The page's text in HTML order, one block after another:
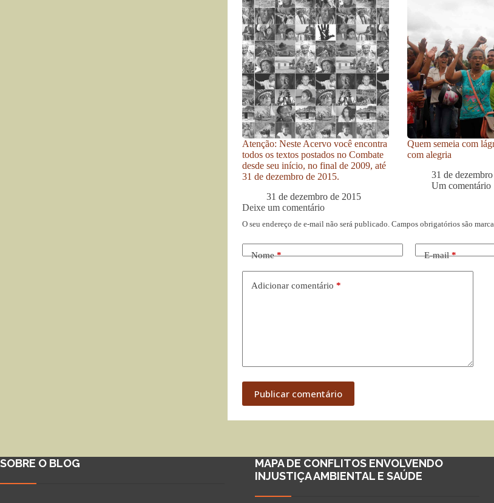
Atenção: Neste Acervo você encontra
todos os textos postados no Combate
desde seu início, no final de 2009, até
31 de dezembro de 2015.
31 de dezembro de 2015
Quem semeia com
com alegria
31 de
Um comentário
Deixe um comentário
O seu endereço de e-mail não será publicado. Campos obrigatórios são
Nome* E-mail*
Adicionar comentário *
Publicar comentário
SOBRE O BLOG
MAPA DE CONFLITOS ENVOLVENDO
INJUSTIÇA AMBIENTAL E SAÚDE